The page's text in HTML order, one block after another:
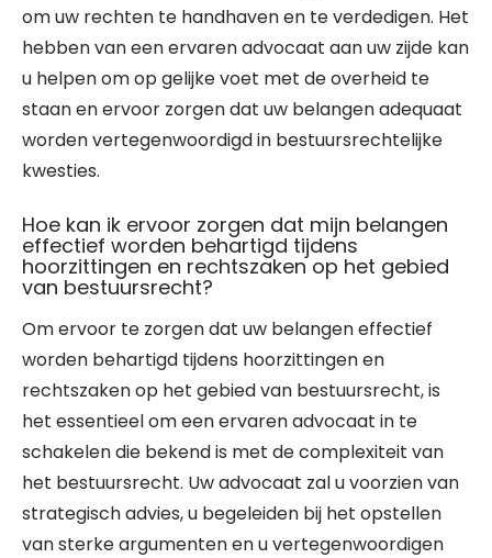
om uw rechten te handhaven en te verdedigen. Het
hebben van een ervaren advocaat aan uw zijde kan
u helpen om op gelijke voet met de overheid te
staan en ervoor zorgen dat uw belangen adequaat
worden vertegenwoordigd in bestuursrechtelijke
kwesties.
Hoe kan ik ervoor zorgen dat mijn belangen
effectief worden behartigd tijdens
hoorzittingen en rechtszaken op het gebied
van bestuursrecht?
Om ervoor te zorgen dat uw belangen effectief
worden behartigd tijdens hoorzittingen en
rechtszaken op het gebied van bestuursrecht, is
het essentieel om een ervaren advocaat in te
schakelen die bekend is met de complexiteit van
het bestuursrecht. Uw advocaat zal u voorzien van
strategisch advies, u begeleiden bij het opstellen
van sterke argumenten en u vertegenwoordigen